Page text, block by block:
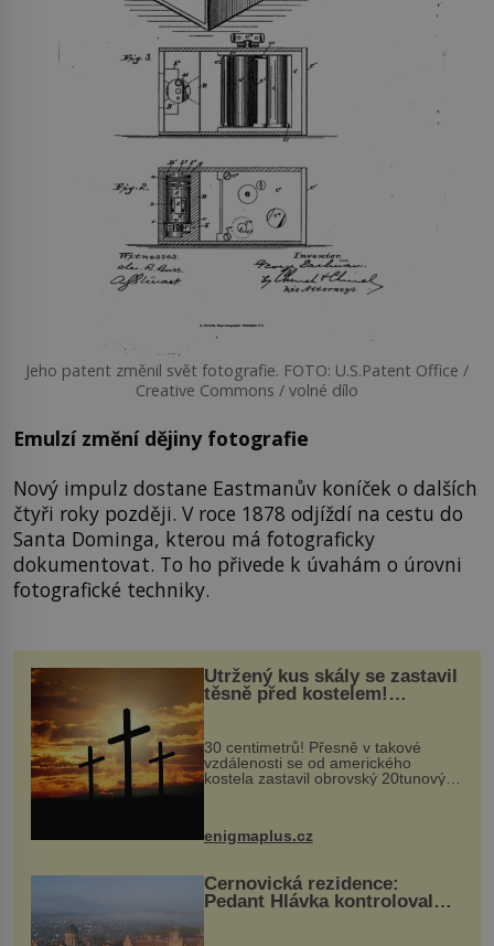
Jeho patent změnil svět fotografie. FOTO: U.S.Patent Office /
Creative Commons / volné dílo
Emulzí změní dějiny fotografie
Nový impulz dostane Eastmanův koníček o dalších
čtyři roky později. V roce 1878 odjíždí na cestu do
Santa Dominga, kterou má fotograficky
dokumentovat. To ho přivede k úvahám o úrovni
fotografické techniky.
Utržený kus skály se zastavil
těsně před kostelem!
Ochránila ho boží síla?
30 centimetrů! Přesně v takové
vzdálenosti se od amerického
kostela zastavil obrovský 20tunový
...
enigmaplus.cz
Černovická rezidence:
Pedant Hlávka kontroloval